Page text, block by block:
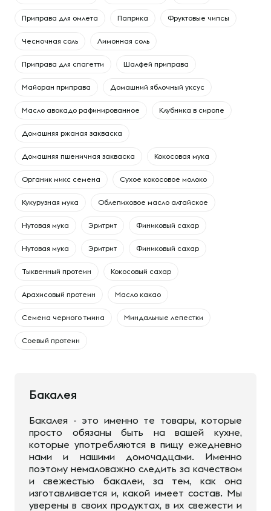
Приправа для омлета Паприка Фруктовые чипсы
Чесночная соль Лимонная соль
Приправа для спагетти Шалфей приправа
Майоран приправа Домашний яблочный уксус
Масло авокадо рафинированное Клубника в сиропе
Домашняя ржаная закваска
Домашняя пшеничная закваска Кокосовая мука
Органик микс семена Сухое кокосовое молоко
Кукурузная мука Облепиховое масло алтайское
Нутовая мука Эритрит Финиковый сахар
Нутовая мука Эритрит Финиковый сахар
Тыквенный протеин Кокосовый сахар
Арахисовый протеин Масло какао
Семена черного тмина Миндальные лепестки
Соевый протеин
Бакалея
Бакалея - это именно те товары, которые
просто обязаны быть на вашей кухне,
которые употребляются в пищу ежедневно
нами и нашими домочадцами. Именно
поэтому немаловажно следить за качеством
и свежестью бакалеи, за тем, как она
изготавливается и, какой имеет состав. Мы
уверены в своих продуктах, в их свежести и